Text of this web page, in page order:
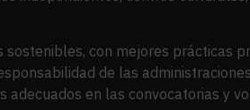
con mejores prácticas
de las
en las convocatorias y